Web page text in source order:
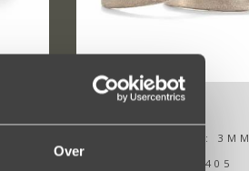
Over
BREEDTE: 3MM
TR W1405